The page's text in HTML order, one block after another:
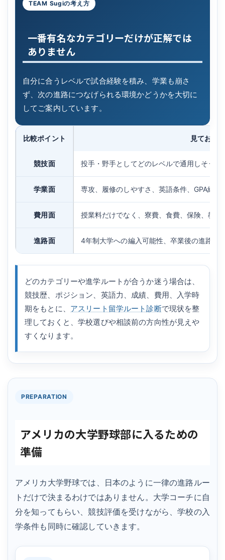
TEAM Sugiの考え方
一番有名なカテゴリーだけが正解では
ありません
自分に合うレベルで試合経験を積み、学業も崩さ
ず、次の進路につなげられる環境かどうかを大切に
してご案内しています。
比較ポイント 見ておき
競技面 投手・野手としてどのレベルで通用しそう
学業面 専攻、履修のしやすさ、英語条件、GPA維持
費用面 授業料だけでなく、寮費、食費、保険、教
進路面 4年制大学への編入可能性、卒業後の進路、
どのカテゴリーや進学ルートが合うか迷う場合は、
競技歴、ポジション、英語力、成績、費用、入学時
期をもとに、 アスリート留学ルート診断で現状を整
理しておくと、学校選びや相談前の方向性が見えや
すくなります。
PREPARATION
アメリカの大学野球部に入るための
準備
アメリカ大学野球では、日本のように一律の進路ルー
トだけで決まるわけではありません。大学コーチに自
分を知ってもらい、競技評価を受けながら、学校の入
学条件も同時に確認していきます。